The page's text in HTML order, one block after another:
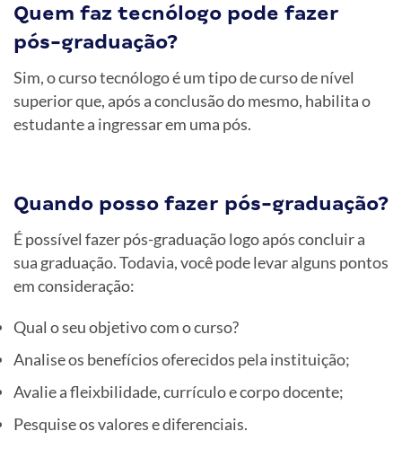
Quem faz tecnólogo pode fazer
pós-graduação?
Sim, o curso tecnólogo é um tipo de curso de nível
superior que, após a conclusão do mesmo, habilita o
estudante a ingressar em uma pós.
Quando posso fazer pós-graduação?
É possível fazer pós-graduação logo após concluir a
sua graduação. Todavia, você pode levar alguns pontos
em consideração:
Qual o seu objetivo com o curso?
Analise os benefícios oferecidos pela instituição;
Avalie a fleixbilidade, currículo e corpo docente;
Pesquise os valores e diferenciais.